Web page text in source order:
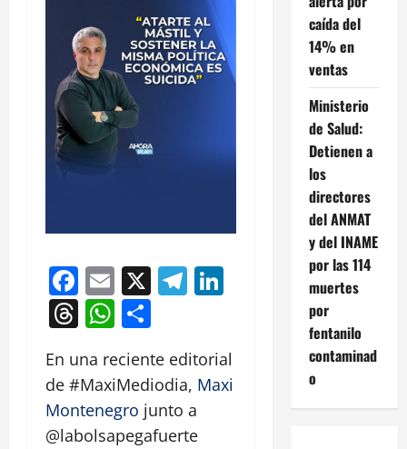
Facebook
Email
X Telegram
LinkedIn
Threads
WhatsApp
En una reciente editorial
de #MaxiMediodia, Maxi
Montenegro junto a
@labolsapegafuerte
caída del
14% en
ventas
Ministerio
de Salud:
Detienen a
los
directores
del ANMAT
y del INAME
por las 114
muertes
por
fentanilo
contaminad
o